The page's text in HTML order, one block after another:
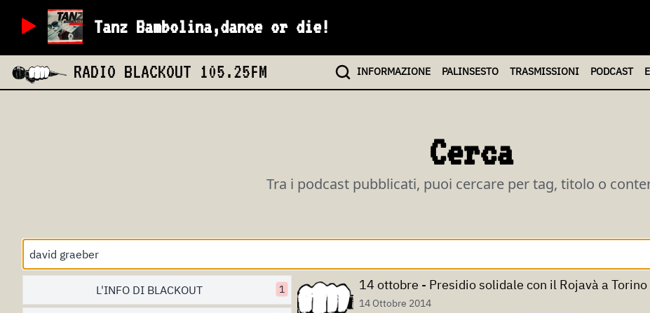
Tanz Bambolina,dance or die!
RADIO BLACKOUT 105.25FM INFORMAZIONE PALINSESTO TRASMISSIONI PODCAST
Cerca
Tra i podcast pubblicati, puoi cercare per tag, titolo o
L'INFO DI BLACKOUT 1 14 ottobre - Presidio solidale con il Rojavà a Torino
14 Ottobre 2014